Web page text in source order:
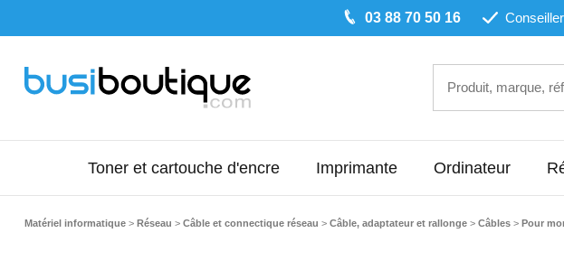
03 88 70 50 16
Toner et cartouche d'encre Imprimante Ordinateur
Matériel informatique > Réseau > Câble et connectique réseau > Câble, adaptateur et rallonge > Câbles > Pour